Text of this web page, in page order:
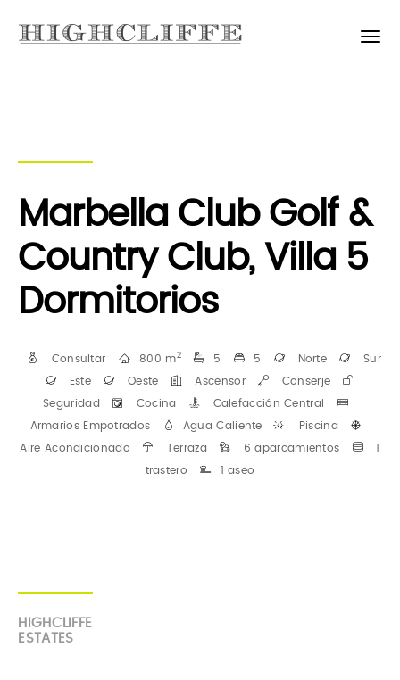
Marbella Club Golf &
Country Club, Villa 5
Dormitorios
Consultar 800 m2 5 5 Norte Sur
Este Oeste Ascensor Conserje
Seguridad Cocina Calefacción Central
Armarios Empotrados Agua Caliente Piscina
Aire Acondicionado Terraza 6 aparcamientos 1
trastero 1 aseo
HIGHCLIFFE
ESTATES